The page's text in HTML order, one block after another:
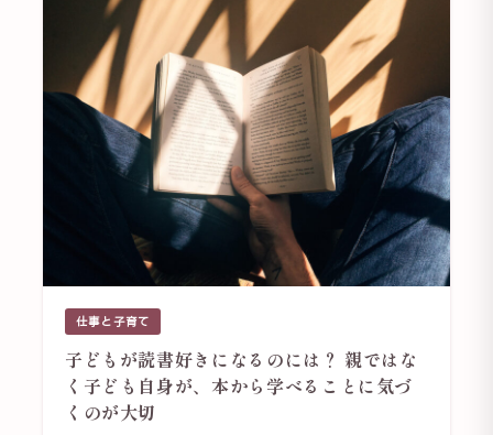
仕事と子育て
子どもが読書好きになるのには？ 親ではな
く子ども自身が、本から学べることに気づ
くのが大切